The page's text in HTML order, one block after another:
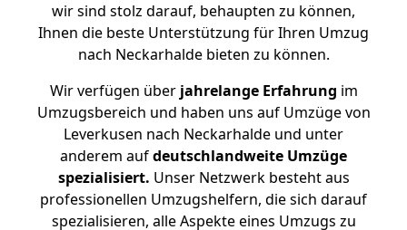
wir sind stolz darauf, behaupten zu können,
Ihnen die beste Unterstützung für Ihren Umzug
nach Neckarhalde bieten zu können.
Wir verfügen überjahrelange Erfahrung im
Umzugsbereich und haben uns auf Umzüge von
Leverkusen nach Neckarhalde und unter
anderem aufdeutschlandweite Umzüge
spezialisiert. Unser Netzwerk besteht aus
professionellen Umzugshelfern, die sich darauf
spezialisieren, alle Aspekte eines Umzugs zu